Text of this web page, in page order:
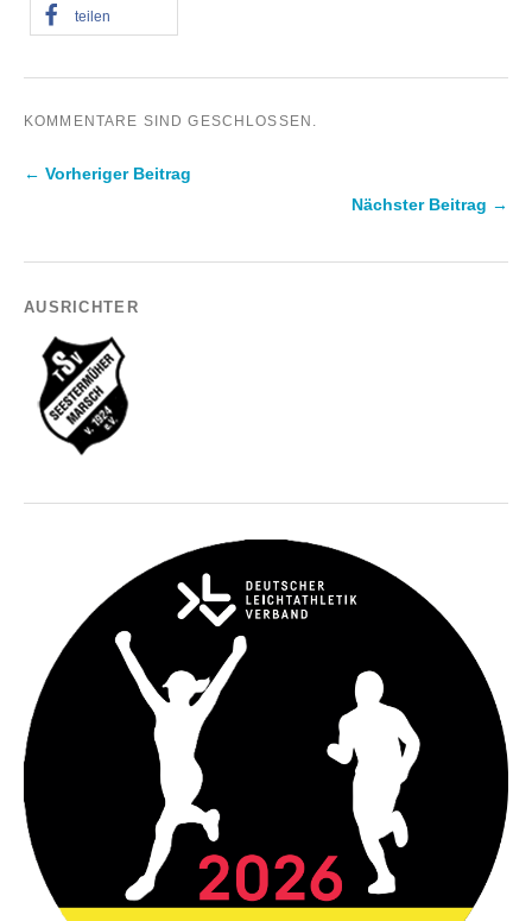
teilen
KOMMENTARE SIND GESCHLOSSEN.
← Vorheriger Beitrag
Nächster Beitrag →
AUSRICHTER